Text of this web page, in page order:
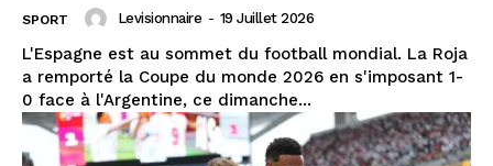
SPORT Levisionnaire - 19 Juillet 2026
L'Espagne est au sommet du football mondial. La Roja
a remporté la Coupe du monde 2026 en s'imposant 1-
0 face à l'Argentine, ce dimanche...